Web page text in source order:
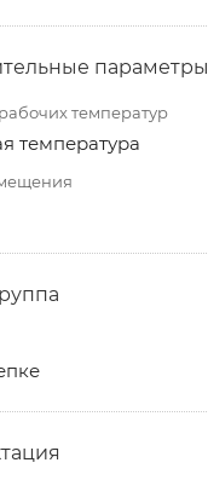
параметры
температур
температура